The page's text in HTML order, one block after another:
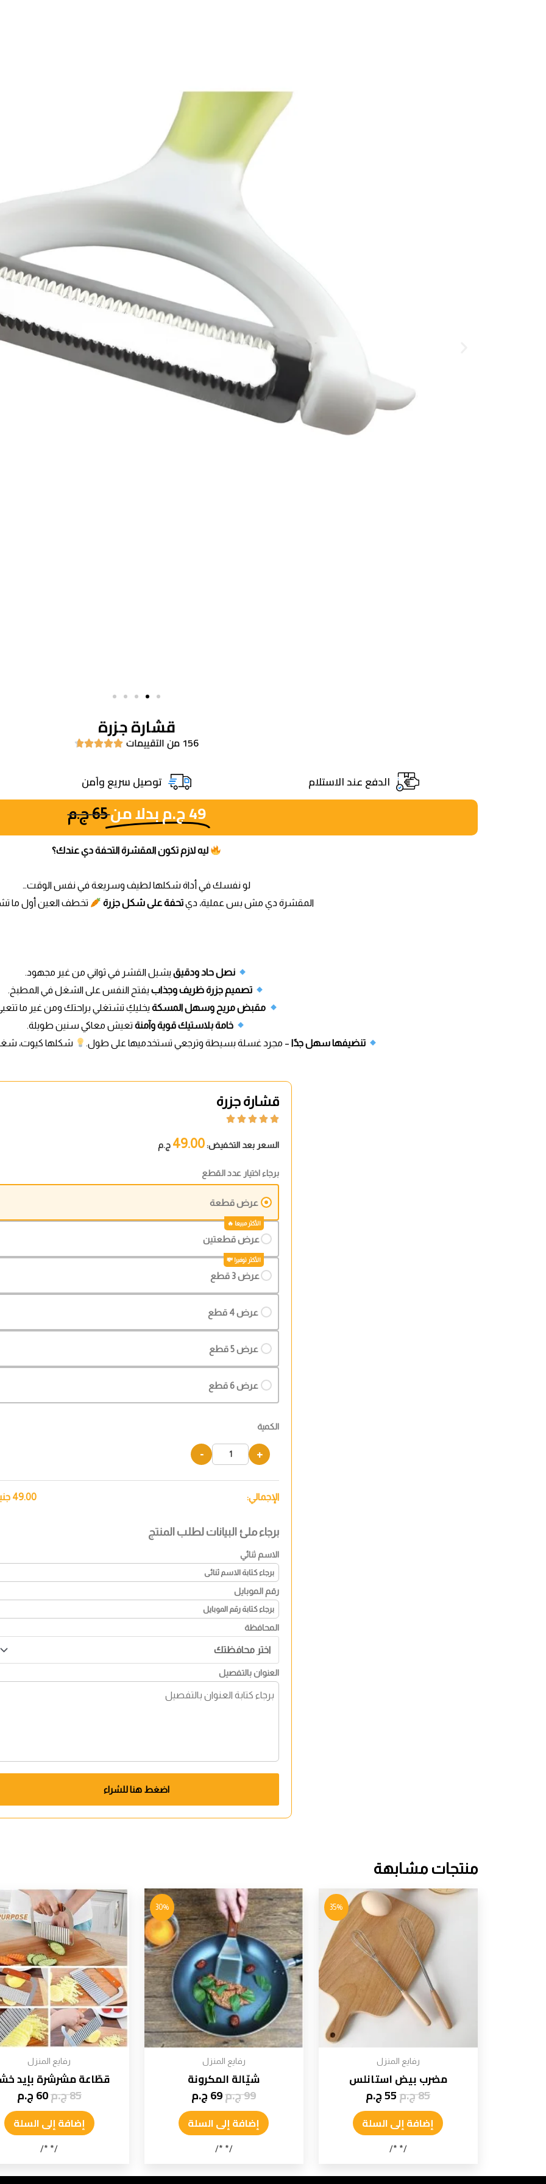
قشارة جزرة
156 من التقييمات 




الدفع عند الاستلام توصيل سريع واَمن
49ج.مبدلا من65ج.م
ليه لازم تكون المقشرة التحفة دي عندك؟
لو نفسك في أداة شكلها لطيف وسريعة في نفس الوقت…
المقشرة دي مش بس عملية، ديتحفة على شكل جزرة تخطف العين أول ما
نصل حاد ودقيق يشيل القشر في ثواني من غير مجهود.
تصميم جزرة ظريف وجذاب يفتح النفس على الشغل في المطبخ.
مقبض مريح وسهل المسكةيخليكِ تشتغلي براحتك ومن غير ما
خامة بلاستيك قوية وآمنة تعيش معاكي سنين طويلة.
تنضيفها سهل جدًا – مجرد غسلة بسيطة وترجعي تستخدميها على طول. شكلها كيوت،
قشارة جزرة





السعر بعد التخفيض:49.00 ج.م
برجاء اختيار عدد القطع
عرض قطعة
عرض قطعتين
عرض 3 قطع
عرض 4 قطع
عرض 5 قطع
عرض 6 قطع
الكمية
+
-
الإجمالي: 49.00
برجاء ملئ البيانات لطلب المنتج
الاسم ثنائي
رقم الموبايل
المحافظة
العنوان بالتفصيل
اضغط هنا للشراء
منتجات مشابهة
35%
رفايع المنزل
مضرب بيض استانلس
85ج.م55ج.م
إضافة إلى السلة
/* */
30%
رفايع المنزل
شيّالة المكرونة
99ج.م69ج.م
إضافة إلى السلة
/* */
رفايع المنزل
قطّاعة مشرشرة بإيد
85ج.م60ج.م
إضافة إلى السلة
/* */